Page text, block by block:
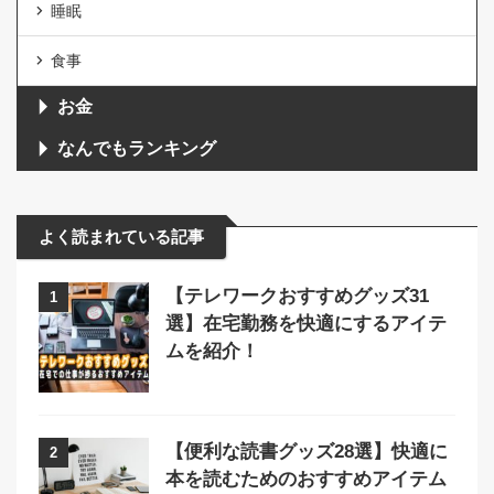
睡眠
食事
お金
なんでもランキング
よく読まれている記事
1
【テレワークおすすめグッズ31
選】在宅勤務を快適にするアイテ
ムを紹介！
2
【便利な読書グッズ28選】快適に
本を読むためのおすすめアイテム